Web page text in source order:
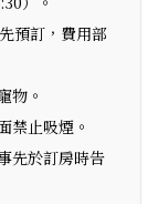
預訂，費用部
物。
禁止吸煙。
先於訂房時告